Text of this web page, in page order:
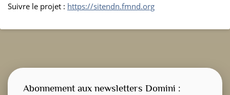
Suivre le projet : https://sitendn.fmnd.org
Abonnement aux newsletters Domini :